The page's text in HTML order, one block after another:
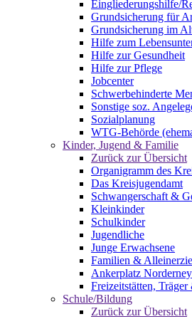
Eingliederungshilfe/
Grundsicherung für
Grundsicherung im
Hilfe zum
Hilfe zur Gesundheit
Hilfe zur Pflege
Jobcenter
Schwerbehinderte
Sonstige soz.
Sozialplanung
WTG-Behörde
Kinder, Jugend & Familie
Zurück zur Übersicht
Organigramm des
Das Kreisjugendamt
Schwangerschaft &
Kleinkinder
Schulkinder
Jugendliche
Junge Erwachsene
Familien &
Ankerplatz Norderney
Freizeitstätten,
Schule/Bildung
Zurück zur Übersicht